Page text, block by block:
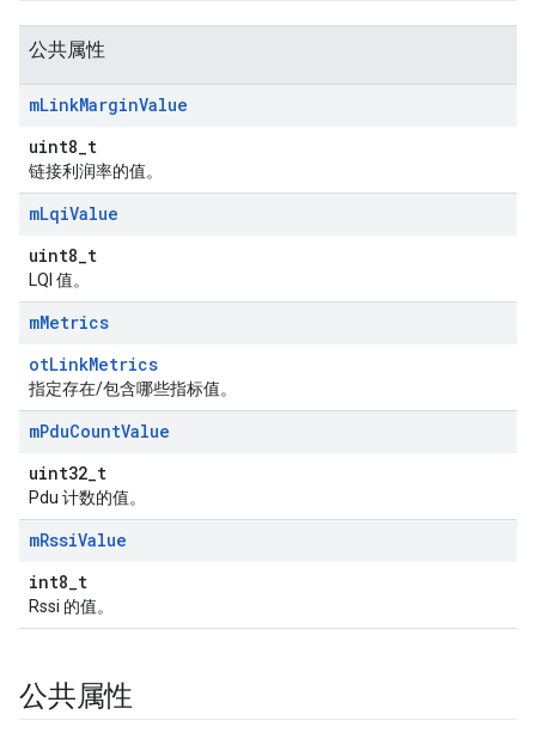
公共属性
mLinkMarginValue
uint8_t
链接利润率的值。
mLqiValue
uint8_t
LQI 值。
mMetrics
otLinkMetrics
指定存在/包含哪些指标值。
mPduCountValue
uint32_t
Pdu 计数的值。
mRssiValue
int8_t
Rssi 的值。
公共属性